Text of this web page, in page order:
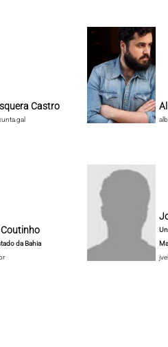
Castro
da Bahia